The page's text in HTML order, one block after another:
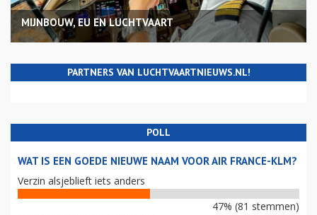
MIJNBOUW, EU EN LUCHTVAART
PARTNERS VAN LUCHTVAARTNIEUWS.NL!
POLL
WAT IS EEN GOEDE NIEUWE NAAM VOOR AIR FRANCE-KLM?
Verzin alsjeblieft iets anders
47% (81 stemmen)